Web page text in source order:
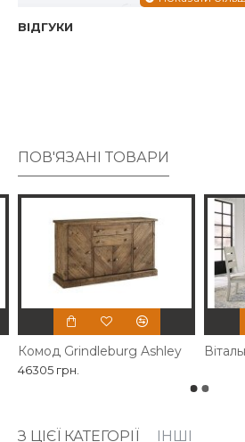
текстурованою білою обробкою
підтримуючий дизайн широкої
ВІДГУКИ
ПОВ'ЯЗАНІ ТОВАРИ
Комод Grindleburg Ashley
46305 грн.
З ЦІЄЇ КАТЕГОРІЇ ІНШІ